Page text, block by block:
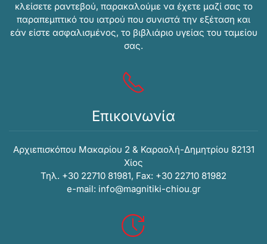
κλείσετε ραντεβού, παρακαλούμε να έχετε μαζί σας το
παραπεμπτικό του ιατρού που συνιστά την εξέταση και
εάν είστε ασφαλισμένος, το βιβλιάριο υγείας του ταμείου
σας.
Επικοινωνία
Αρχιεπισκόπου Μακαρίου 2 & Καραολή-Δημητρίου 82131
Xίος
Τηλ. +30 22710 81981, Fax: +30 22710 81982
e-mail: info@magnitiki-chiou.gr